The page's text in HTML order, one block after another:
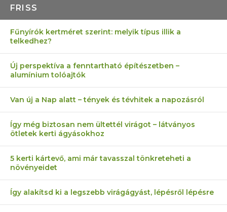
FRISS
Fűnyírók kertméret szerint: melyik típus illik a
telkedhez?
Új perspektíva a fenntartható építészetben –
alumínium tolóajtók
Van új a Nap alatt – tények és tévhitek a napozásról
Így még biztosan nem ültettél virágot – látványos
ötletek kerti ágyásokhoz
5 kerti kártevő, ami már tavasszal tönkreteheti a
növényeidet
Így alakítsd ki a legszebb virágágyást, lépésről lépésre